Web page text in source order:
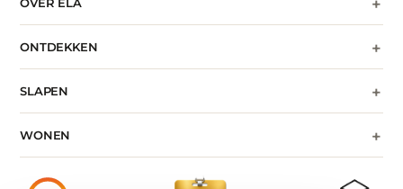
+
ONTDEKKEN +
SLAPEN +
WONEN +